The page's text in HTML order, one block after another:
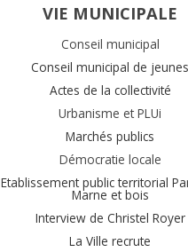
VIE MUNICIPALE
Conseil municipal
Conseil municipal de jeunes
Actes de la collectivité
Urbanisme et PLUi
Marchés publics
Démocratie locale
Etablissement public territorial
Marne et bois
Interview de Christel Royer
La Ville recrute